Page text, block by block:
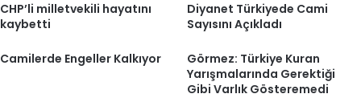
CHP’li milletvekili hayatını
kaybetti
Diyanet Türkiyede Cami
Sayısını Açıkladı
Camilerde Engeller Kalkıyor
Görmez: Türkiye Kuran
Yarışmalarında Gerektiği
Gibi Varlık Gösteremedi